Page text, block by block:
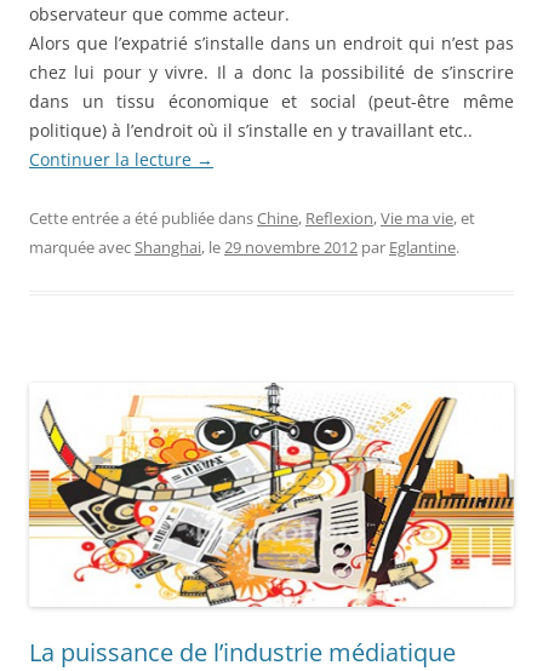
observateur que comme acteur.
Alors que l’expatrié s’installe dans un endroit qui n’est pas
chez lui pour y vivre. Il a donc la possibilité de s’inscrire
dans un tissu économique et social (peut-être même
politique) à l’endroit où il s’installe en y travaillant etc..
Continuer la lecture →
Cette entrée a été publiée dansChine, Reflexion,Vie ma vie, et
marquée avecShanghai, le29 novembre 2012 par Eglantine.
La puissance de l’industrie médiatique